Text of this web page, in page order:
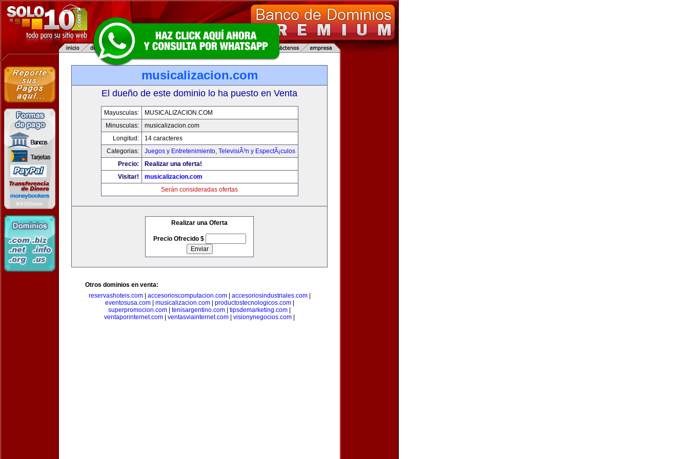
musicalizacion.com
El dueño de este dominio lo ha puesto en Venta
Mayusculas:
MUSICALIZACION.COM
Minusculas:
musicalizacion.com
Longitud:
14 caracteres
Categorias:
Juegos y Entretenimiento, TelevisiÃ³n y EspectÃ¡culos
Precio:
Realizar una oferta!
Visitar!
musicalizacion.com
Serán consideradas ofertas
Realizar una Oferta
Precio Ofrecido $
Otros dominios en venta:
reservashoteis.com| accesorioscomputacion.com| accesoriosindustriales.com|
eventosusa.com| musicalizacion.com| productostecnologicos.com|
superpromocion.com
tenisargentino.com tipsdemarketing.com
ventaporinternet.com
ventasviainternet.com visionynegocios.com